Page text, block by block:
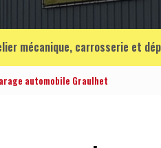
mécanique, carrosserie et
automobile Graulhet